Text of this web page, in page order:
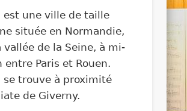
est une ville de taille
située en Normandie,
vallée de la Seine, à mi-
entre Paris et Rouen.
se trouve à proximité
de Giverny.